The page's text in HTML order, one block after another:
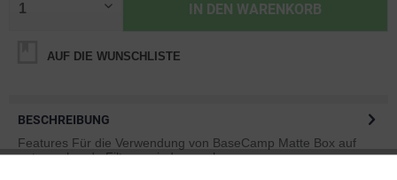
IN DEN WARENKORB
AUF DIE WUNSCHLISTE
BESCHREIBUNG
Features Für die Verwendung von BaseCamp Matte Box auf
entsprechende Filtergewinde...mehr